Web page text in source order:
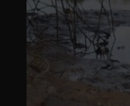
Shirt ‘Stekkenpezer’ olive
19.95